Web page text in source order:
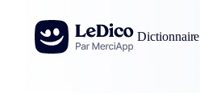
Aller au contenu
Dictionnaire